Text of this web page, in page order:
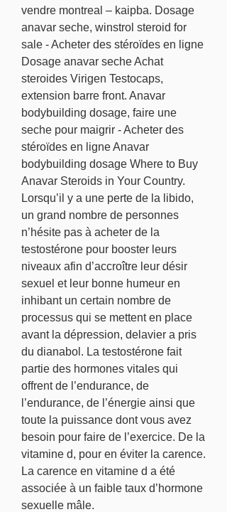
vendre montreal – kaipba. Dosage
anavar seche, winstrol steroid for
sale - Acheter des stéroïdes en ligne
Dosage anavar seche Achat
steroides Virigen Testocaps,
extension barre front. Anavar
bodybuilding dosage, faire une
seche pour maigrir - Acheter des
stéroïdes en ligne Anavar
bodybuilding dosage Where to Buy
Anavar Steroids in Your Country.
Lorsqu’il y a une perte de la libido,
un grand nombre de personnes
n’hésite pas à acheter de la
testostérone pour booster leurs
niveaux afin d’accroître leur désir
sexuel et leur bonne humeur en
inhibant un certain nombre de
processus qui se mettent en place
avant la dépression, delavier a pris
du dianabol. La testostérone fait
partie des hormones vitales qui
offrent de l’endurance, de
l’endurance, de l’énergie ainsi que
toute la puissance dont vous avez
besoin pour faire de l’exercice. De la
vitamine d, pour en éviter la carence.
La carence en vitamine d a été
associée à un faible taux d’hormone
sexuelle mâle.